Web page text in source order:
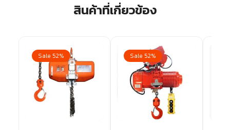
สินค้าที่เกี่ยวข้อง
Sale 52% Sale 52%